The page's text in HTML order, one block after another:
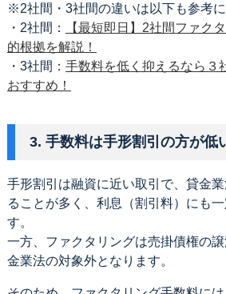
※2社間・3社間の違いは以下も参考に
・2社間：
【最短即日】2社間ファク
的根拠を解説！
・3社間： 手数料を低く抑えるなら３
おすすめ！
3. 手数料は手形割引の方が低
手形割引は融資に近い取引で、貸金
ることが多く、利息（割引料）にも
す。
一方、ファクタリングは売掛債権の
金業法の対象外となります。